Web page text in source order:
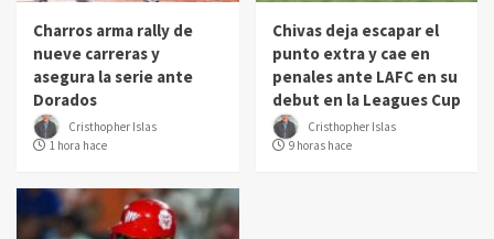
Charros arma rally de
nueve carreras y
asegura la serie ante
Dorados
Cristhopher Islas
1 hora hace
Chivas deja escapar el
punto extra y cae en
penales ante LAFC en su
debut en la Leagues Cup
Cristhopher Islas
9 horas hace